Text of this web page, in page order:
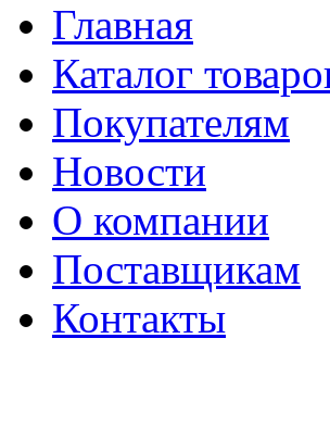
Главная
Каталог
Покупателям
Новости
О компании
Поставщикам
Контакты